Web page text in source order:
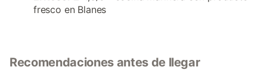
fresco en Blanes
Recomendaciones antes de llegar